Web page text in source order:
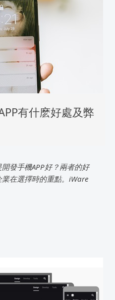
有什麽好處及弊
發手機APP好？兩者的好
在選擇時的重點。iWare